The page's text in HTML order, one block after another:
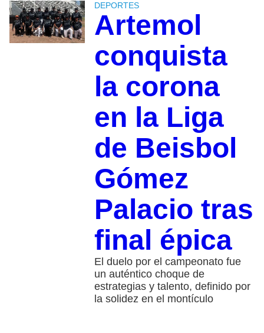
DEPORTES
Artemol
conquista
la corona
en la Liga
de Beisbol
Gómez
Palacio tras
final épica
El duelo por el campeonato fue
un auténtico choque de
estrategias y talento, definido por
la solidez en el montículo